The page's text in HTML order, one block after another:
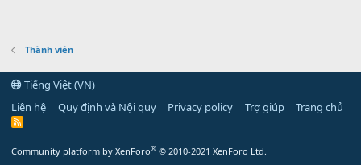
Thành viên
Tiếng Việt (VN)
Liên hệ
Quy định và Nội quy Privacy policy Trợ giúp Trang chủ
R
Community platform by XenForo® © 2010-2021 XenForo Ltd.